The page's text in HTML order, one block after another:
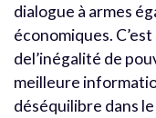
dialogue à armes
économiques.
del’inégalité de
meilleure
déséquilibre dans